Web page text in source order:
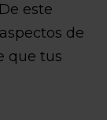
este
de
que tus